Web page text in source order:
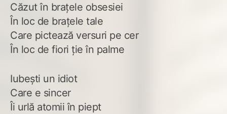
Căzut în brațele obsesiei
În loc de brațele tale
Care pictează versuri pe cer
În loc de fiori ție în palme
Iubești un idiot
Care e sincer
Îi urlă atomii în piept